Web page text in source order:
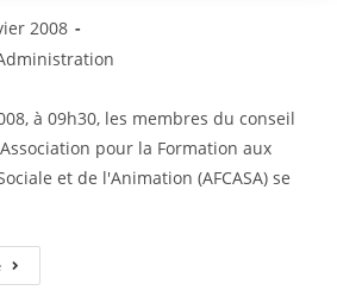
2008
à 09h30, les membres du conseil
pour la Formation aux
et de l'Animation (AFCASA) se